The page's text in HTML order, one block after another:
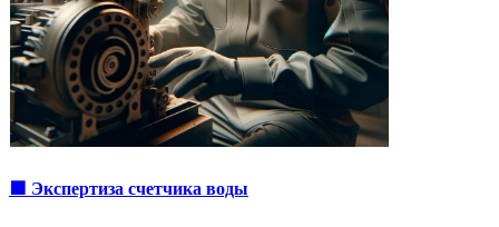
🟩 Экспертиза счетчика воды